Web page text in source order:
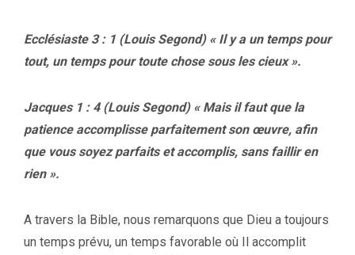
Ecclésiaste 3 : 1 (Louis Segond) « Il y a un temps pour
tout, un temps pour toute chose sous les cieux ».
Jacques 1 : 4 (Louis Segond) « Mais il faut que la
patience accomplisse parfaitement son œuvre, afin
que vous soyez parfaits et accomplis, sans faillir en
rien ».
A travers la Bible, nous remarquons que Dieu a toujours
un temps prévu, un temps favorable où Il accomplit